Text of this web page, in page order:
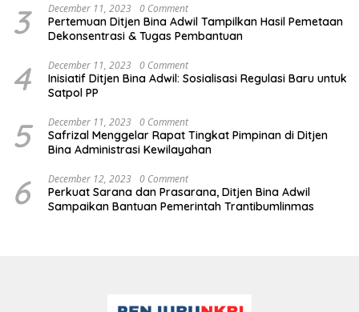
3 December 11, 2023 0 Comment
Pertemuan Ditjen Bina Adwil Tampilkan Hasil Pemetaan
Dekonsentrasi & Tugas Pembantuan
4 December 11, 2023 0 Comment
Inisiatif Ditjen Bina Adwil: Sosialisasi Regulasi Baru untuk
Satpol PP
5 December 11, 2023 0 Comment
Safrizal Menggelar Rapat Tingkat Pimpinan di Ditjen
Bina Administrasi Kewilayahan
6 December 12, 2023 0 Comment
Perkuat Sarana dan Prasarana, Ditjen Bina Adwil
Sampaikan Bantuan Pemerintah Trantibumlinmas